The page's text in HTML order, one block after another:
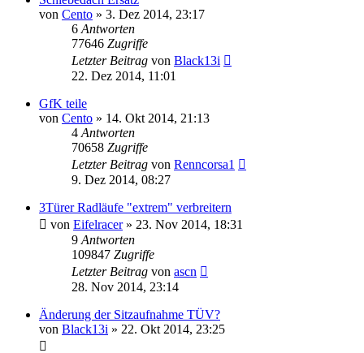
von Cento » 3. Dez 2014, 23:17
6 Antworten
77646 Zugriffe
Letzter Beitrag von Black13i
22. Dez 2014, 11:01
GfK teile
von Cento » 14. Okt 2014, 21:13
4 Antworten
70658 Zugriffe
Letzter Beitrag von Renncorsa1
9. Dez 2014, 08:27
3Türer Radläufe "extrem" verbreitern
von Eifelracer» 23. Nov 2014, 18:31
9 Antworten
109847 Zugriffe
Letzter Beitrag von ascn
28. Nov 2014, 23:14
Änderung der Sitzaufnahme TÜV?
von Black13i » 22. Okt 2014, 23:25